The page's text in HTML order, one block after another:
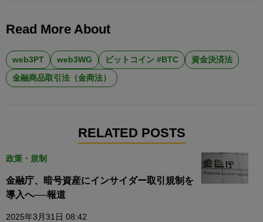
Read More About
web3PT web3WG ビットコイン #BTC
資金決済法
金融商品取引法（金商法）
RELATED POSTS
政策・規制
金融庁、暗号資産にインサイダー取引規制を
導入へ──報道
2025年3月31日 08:42